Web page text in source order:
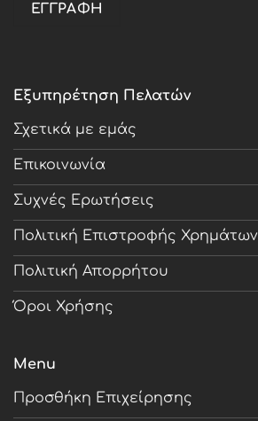
Εξυπηρέτηση Πελατών
Σχετικά με εμάς
Επικοινωνία
Συχνές Ερωτήσεις
Πολιτική Επιστροφής Χρημάτων
Πολιτική Απορρήτου
Όροι Χρήσης
Menu
Προσθήκη Επιχείρησης